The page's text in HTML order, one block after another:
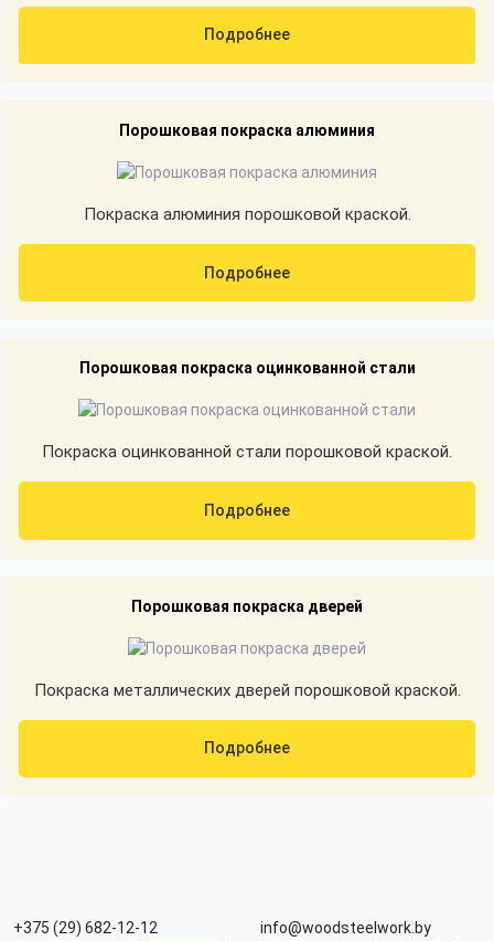
Подробнее
Порошковая покраска алюминия
Покраска алюминия порошковой краской.
Подробнее
Порошковая покраска оцинкованной стали
Покраска оцинкованной стали порошковой краской.
Подробнее
Порошковая покраска дверей
Покраска металлических дверей порошковой краской.
Подробнее
+375 (29) 682-12-12
info@woodsteelwork.by